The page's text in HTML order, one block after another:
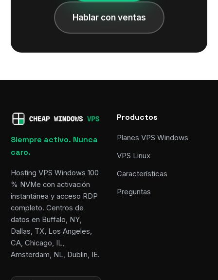
Hablar con ventas
Siempre activo. Nunca
caro.
Hosting VPS Windows 100
% NVMe con activación
instantánea y acceso RDP
completo. Centros de
datos en Buffalo, NY,
Dallas, TX, Los Angeles,
CA, Chicago, IL,
Amsterdam, NL, Dublin, IE.
Productos
Planes VPS Windows
VPS Linux
Características
Preguntas